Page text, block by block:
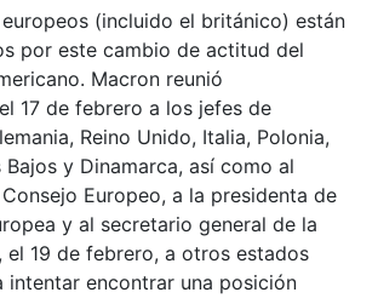
(incluido el británico) están
por este cambio de actitud del
Macron reunió
17 de febrero a los jefes de
Reino Unido, Italia, Polonia,
Bajos y Dinamarca, así como al
Europeo, a la presidenta de
y al secretario general de la
el 19 de febrero, a otros estados
intentar encontrar una posición